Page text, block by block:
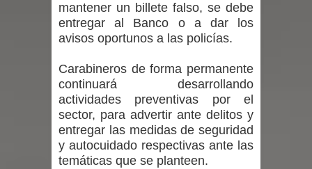
Renuncia del seremi Minvu en el
Maule golpea al Gobierno en medio de
denuncias por viviendas sociales en
Talca
Diputado Jorge Guzmán rechaza
proyecto de interconexión eléctrica
mantener un billete falso, se debe
entregar al Banco o a dar los
avisos oportunos a las policías.
Carabineros de forma permanente
continuará desarrollando
actividades preventivas por el
sector, para advertir ante delitos y
entregar las medidas de seguridad
y autocuidado respectivas ante las
temáticas que se planteen.